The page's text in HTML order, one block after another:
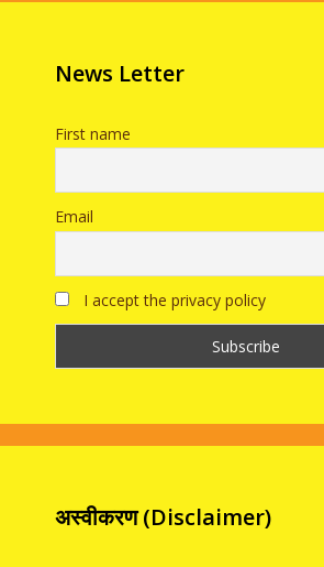
News Letter
First name
Email
I accept the privacy policy
अस्वीकरण (Disclaimer)